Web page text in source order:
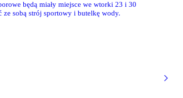
będą miały miejsce we wtorki 23 i 30
sobą strój sportowy i butelkę wody.